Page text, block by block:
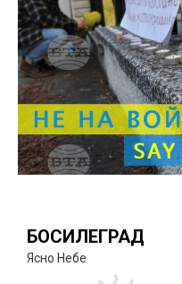
БОСИЛЕГРАД
Ясно Небе